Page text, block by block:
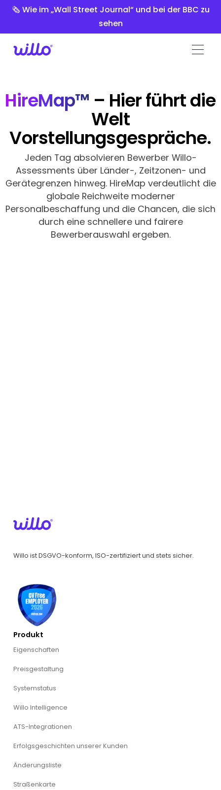
Please
includes
🗞️ Wie im „Wall Street Journal“ und bei der BBC zu
sehen
HireMap™ – Hier führt die
Welt
Vorstellungsgespräche.
Jeden Tag absolvieren Bewerber Willo-
Assessments über Länder-, Zeitzonen- und
Gerätegrenzen hinweg. HireMap verdeutlicht die
globale Reichweite moderner
Personalbeschaffung und die Chancen, die sich
durch eine schnellere und fairere
Bewerberauswahl ergeben.
Willo ist DSGVO-konform, ISO-zertifiziert und stets sicher.
Produkt
Eigenschaften
Preisgestaltung
Systemstatus
Willo Intelligence
ATS-Integrationen
Erfolgsgeschichten unserer Kunden
Änderungsliste
Straßenkarte